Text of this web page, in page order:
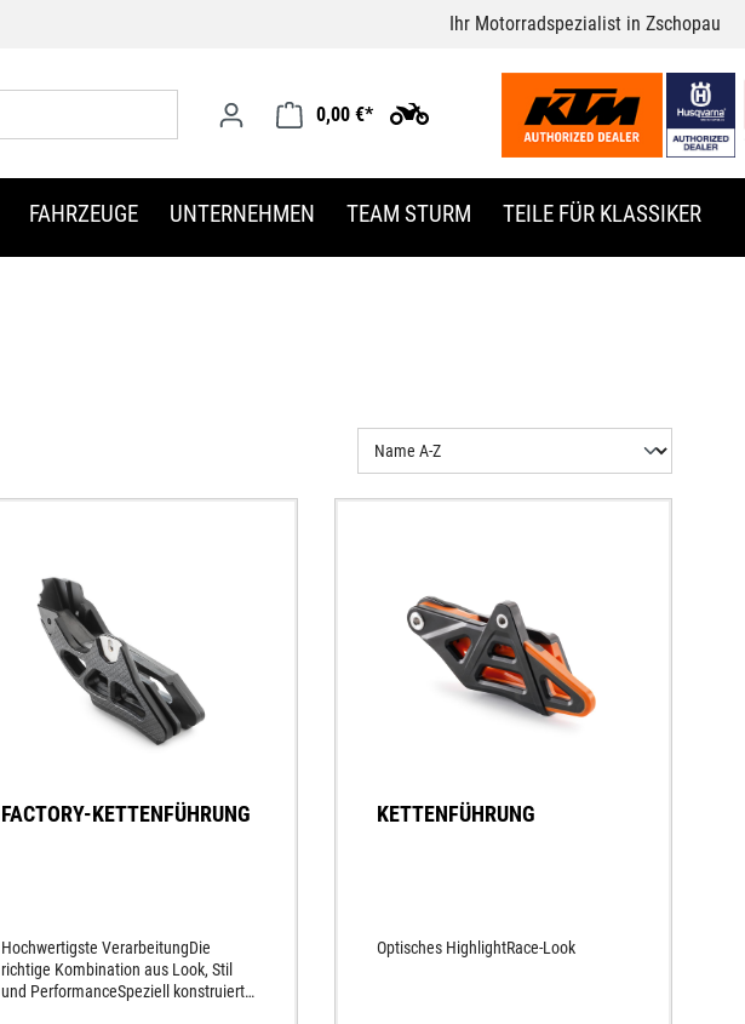
Ihr Motorradspezialist in Zschopau
0,00 €*
FAHRZEUGE UNTERNEHMEN TEAM STURM TEILE FÜR KLASSIKER
FACTORY-KETTENFÜHRUNG
Hochwertigste VerarbeitungDie
richtige Kombination aus Look, Stil
und PerformanceSpeziell konstruiert
KETTENFÜHRUNG
Optisches HighlightRace-Look